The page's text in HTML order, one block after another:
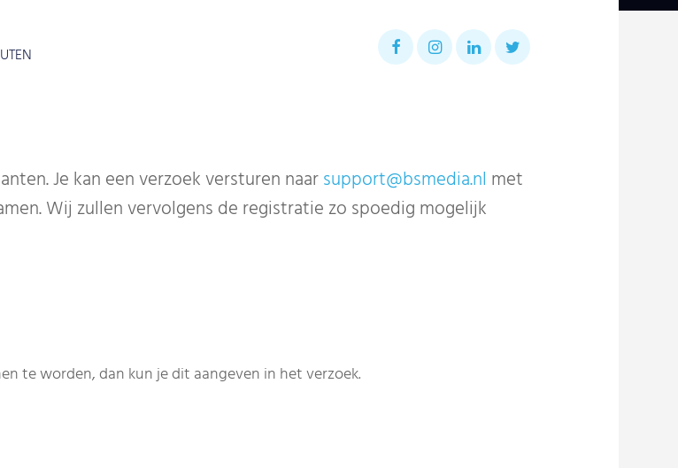
Je kan een verzoek versturen naarsupport@bsmedia.nl met
Wij zullen vervolgens de registratie zo spoedig mogelijk
te worden, dan kun je dit aangeven in het verzoek.